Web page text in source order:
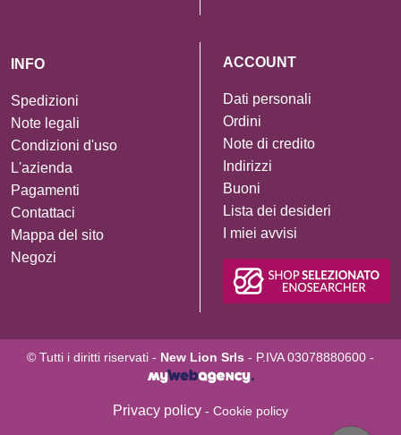
INFO
Spedizioni
Note legali
Condizioni d'uso
L'azienda
Pagamenti
Contattaci
Mappa del sito
Negozi
ACCOUNT
Dati personali
Ordini
Note di credito
Indirizzi
Buoni
Lista dei desideri
I miei avvisi
© Tutti i diritti riservati - New Lion Srls - P.IVA 03078880600 -
Privacy policy - Cookie policy